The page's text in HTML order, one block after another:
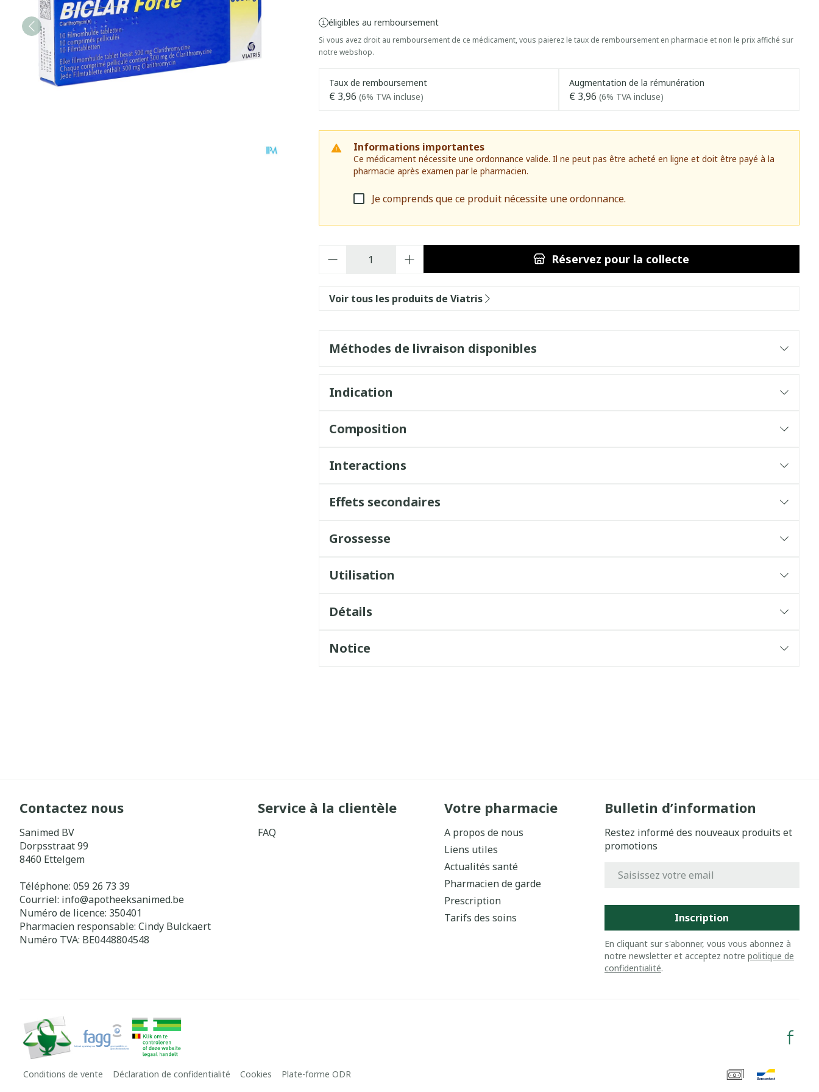
éligibles au remboursement
Si vous avez droit au remboursement de ce médicament, vous paierez le taux de remboursement en pharmacie et non le prix affiché sur
notre webshop.
Taux de remboursement
€ 3,96 (6% TVA incluse)
Augmentation de la rémunération
€ 3,96 (6% TVA incluse)
Informations importantes
Ce médicament nécessite une ordonnance valide. Il ne peut pas être acheté en ligne et doit être payé à la
pharmacie après examen par le pharmacien.
Je comprends que ce produit nécessite une ordonnance.
Réservez pour la collecte
Voir tous les produits de Viatris
Méthodes de livraison disponibles
Indication
Composition
Interactions
Effets secondaires
Grossesse
Utilisation
Détails
Notice
Contactez nous
Sanimed BV
Dorpsstraat 99
8460 Ettelgem
Téléphone: 059 26 73 39
Courriel: info@apotheeksanimed.be
Numéro de licence: 350401
Pharmacien responsable: Cindy Bulckaert
Numéro TVA: BE0448804548
Service à la clientèle
FAQ
Votre pharmacie
A propos de nous
Liens utiles
Actualités santé
Pharmacien de garde
Prescription
Tarifs des soins
Bulletin d’information
Restez informé des nouveaux produits et
promotions
Inscription
En cliquant sur s'abonner, vous vous abonnez à
notre newsletter et acceptez notre politique de
confidentialité.
Conditions de vente Déclaration de confidentialité Cookies Plate-forme ODR